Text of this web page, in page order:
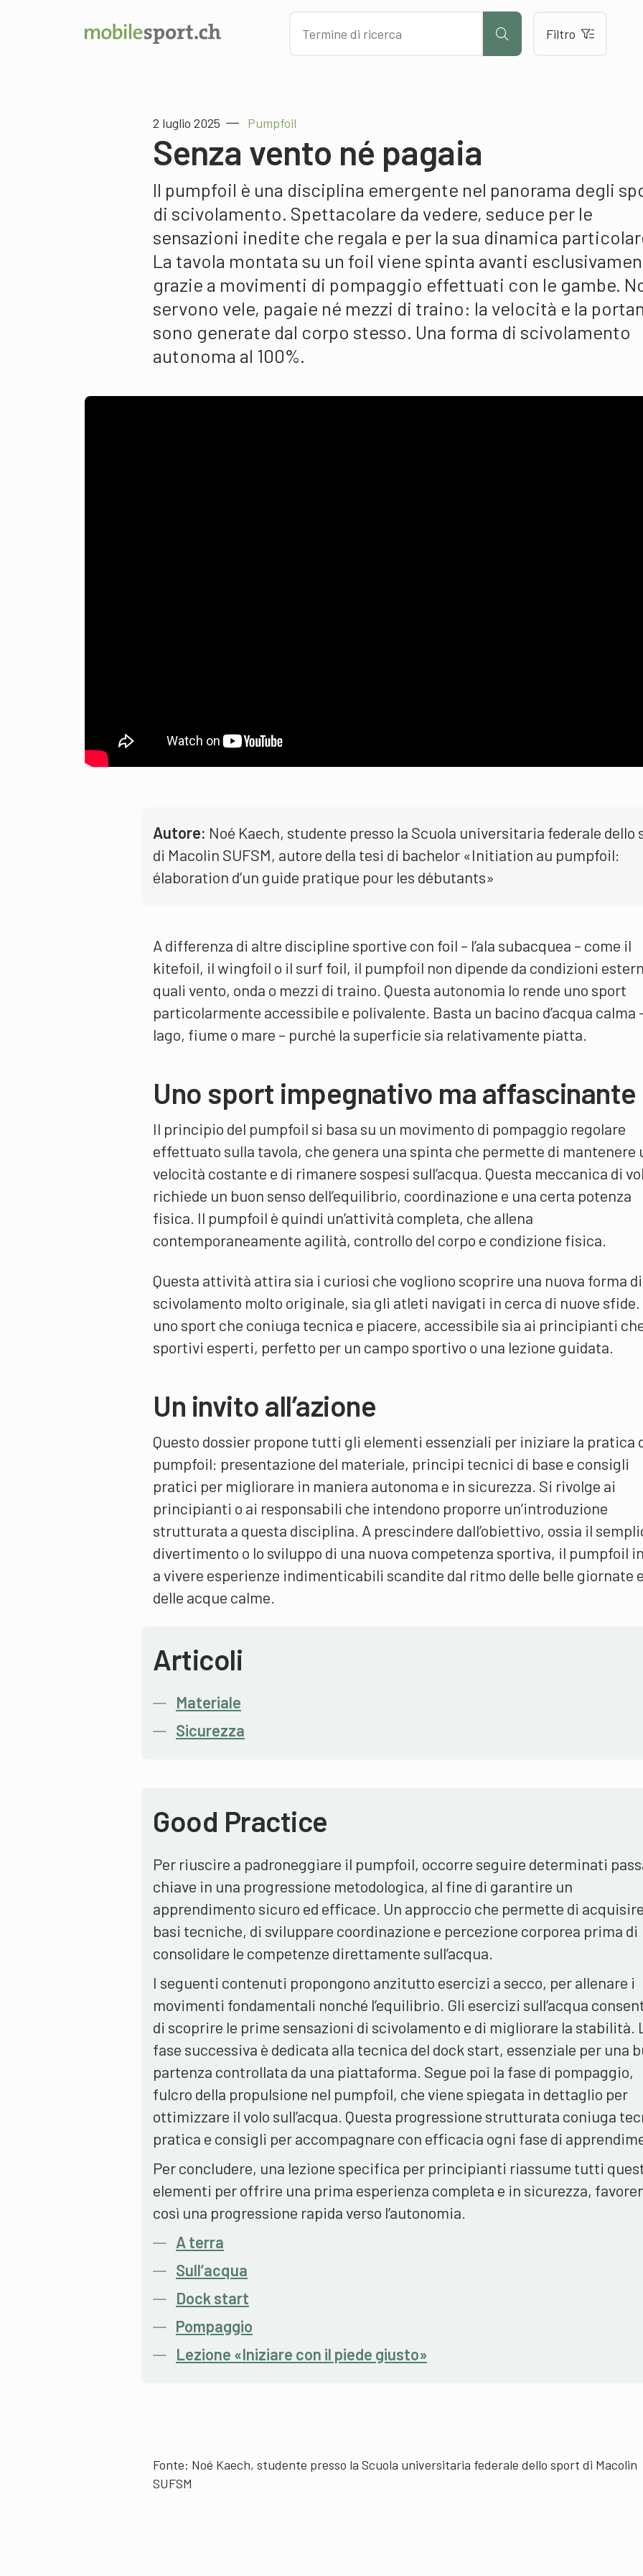
Filtro
2 luglio 2025 Pumpfoil
Senza vento né pagaia
Il pumpfoil è una disciplina emergente nel panorama degli
di scivolamento. Spettacolare da vedere, seduce per le
sensazioni inedite che regala e per la sua dinamica
La tavola montata su un foil viene spinta avanti
grazie a movimenti di pompaggio effettuati con le gambe.
servono vele, pagaie né mezzi di traino: la velocità e la
sono generate dal corpo stesso. Una forma di scivolamento
autonoma al 100%.
Autore: Noé Kaech, studente presso la Scuola universitaria federale dello
di Macolin SUFSM, autore della tesi di bachelor «Initiation au pumpfoil:
élaboration d’un guide pratique pour les débutants»
A differenza di altre discipline sportive con foil – l’ala subacquea – come il
kitefoil, il wingfoil o il surf foil, il pumpfoil non dipende da condizioni
quali vento, onda o mezzi di traino. Questa autonomia lo rende uno sport
particolarmente accessibile e polivalente. Basta un bacino d’acqua calma
lago, fiume o mare – purché la superficie sia relativamente piatta.
Uno sport impegnativo ma affascinante
Il principio del pumpfoil si basa su un movimento di pompaggio regolare
effettuato sulla tavola, che genera una spinta che permette di mantenere
velocità costante e di rimanere sospesi sull’acqua. Questa meccanica di
richiede un buon senso dell’equilibrio, coordinazione e una certa potenza
fisica. Il pumpfoil è quindi un’attività completa, che allena
contemporaneamente agilità, controllo del corpo e condizione fisica.
Questa attività attira sia i curiosi che vogliono scoprire una nuova forma di
scivolamento molto originale, sia gli atleti navigati in cerca di nuove sfide.
uno sport che coniuga tecnica e piacere, accessibile sia ai principianti
sportivi esperti, perfetto per un campo sportivo o una lezione guidata.
Un invito all’azione
Questo dossier propone tutti gli elementi essenziali per iniziare la pratica
pumpfoil: presentazione del materiale, principi tecnici di base e consigli
pratici per migliorare in maniera autonoma e in sicurezza. Si rivolge ai
principianti o ai responsabili che intendono proporre un’introduzione
strutturata a questa disciplina. A prescindere dall’obiettivo, ossia il
divertimento o lo sviluppo di una nuova competenza sportiva, il pumpfoil
a vivere esperienze indimenticabili scandite dal ritmo delle belle giornate e
delle acque calme.
Articoli
Materiale
Sicurezza
Good Practice
Per riuscire a padroneggiare il pumpfoil, occorre seguire determinati
chiave in una progressione metodologica, al fine di garantire un
apprendimento sicuro ed efficace. Un approccio che permette di
basi tecniche, di sviluppare coordinazione e percezione corporea prima di
consolidare le competenze direttamente sull’acqua.
I seguenti contenuti propongono anzitutto esercizi a secco, per allenare i
movimenti fondamentali nonché l’equilibrio. Gli esercizi sull’acqua
di scoprire le prime sensazioni di scivolamento e di migliorare la stabilità.
fase successiva è dedicata alla tecnica del dock start, essenziale per una
partenza controllata da una piattaforma. Segue poi la fase di pompaggio,
fulcro della propulsione nel pumpfoil, che viene spiegata in dettaglio per
ottimizzare il volo sull’acqua. Questa progressione strutturata coniuga
pratica e consigli per accompagnare con efficacia ogni fase di
Per concludere, una lezione specifica per principianti riassume tutti
elementi per offrire una prima esperienza completa e in sicurezza,
così una progressione rapida verso l’autonomia.
A terra
Sull’acqua
Dock start
Pompaggio
Lezione «Iniziare con il piede giusto»
Fonte: Noé Kaech, studente presso la Scuola universitaria federale dello sport di Macolin
SUFSM